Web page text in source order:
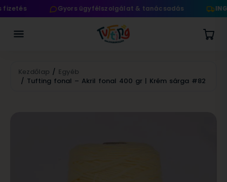
Gyors ügyfélszolgálat & tanácsadás
Kezdőlap / Egyéb
/ Tufting fonal – Akril fonal 400 gr | Krém sárga #82